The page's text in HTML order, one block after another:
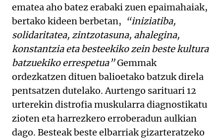
ematea aho batez erabaki zuen epaimahaiak,
bertako kideen berbetan, “iniziatiba,
solidaritatea, zintzotasuna, ahalegina,
konstantzia eta besteekiko zein beste kultura
batzuekiko errespetua”Gemmak
ordezkatzen dituen balioetako batzuk direla
pentsatzen dutelako. Aurtengo sarituari 12
urterekin distrofia muskularra diagnostikatu
zioten eta harrezkero erroberadun aulkian
dago. Besteak beste elbarriak gizarteratzeko